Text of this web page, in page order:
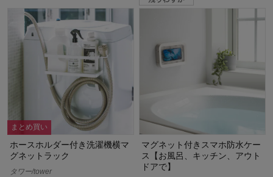
まとめ買い
ホースホルダー付き洗濯機横マ
グネットラック
タワー/tower
マグネット付きスマホ防水ケー
ス【お風呂、キッチン、アウト
ドアで】